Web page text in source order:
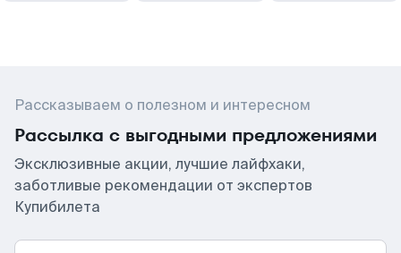
Рассказываем о полезном и интересном
Рассылка с выгодными предложениями
Эксклюзивные акции, лучшие лайфхаки,
заботливые рекомендации от экспертов
Купибилета